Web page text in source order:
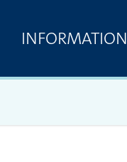
INFORMATION